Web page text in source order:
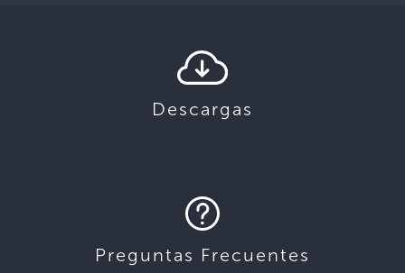
Descargas
Preguntas Frecuentes